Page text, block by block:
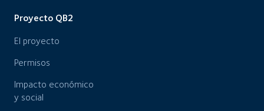
Proyecto QB2
El proyecto
Permisos
Impacto económico
y social